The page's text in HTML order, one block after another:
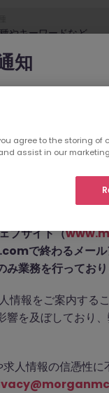
ちら
た。
載が終了しました。関連
知
ルタントになり
イトやドメイン（
用し、虚偽のソー
リを通じて偽の
ます。
ブサイト（
で終わるメール
業務を行っており
報をご案内する
響を及ぼしており
人情報の信憑性に
agree to the storing
assist in our